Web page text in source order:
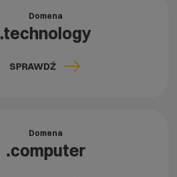
Domena
.technology
SPRAWDŹ
Domena
.computer